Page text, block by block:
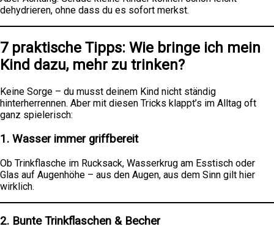
dehydrieren, ohne dass du es sofort merkst.
7 praktische Tipps: Wie bringe ich mein
Kind dazu, mehr zu trinken?
Keine Sorge – du musst deinem Kind nicht ständig
hinterherrennen. Aber mit diesen Tricks klappt’s im Alltag oft
ganz spielerisch:
1. Wasser immer griffbereit
Ob Trinkflasche im Rucksack, Wasserkrug am Esstisch oder
Glas auf Augenhöhe – aus den Augen, aus dem Sinn gilt hier
wirklich.
2. Bunte Trinkflaschen & Becher